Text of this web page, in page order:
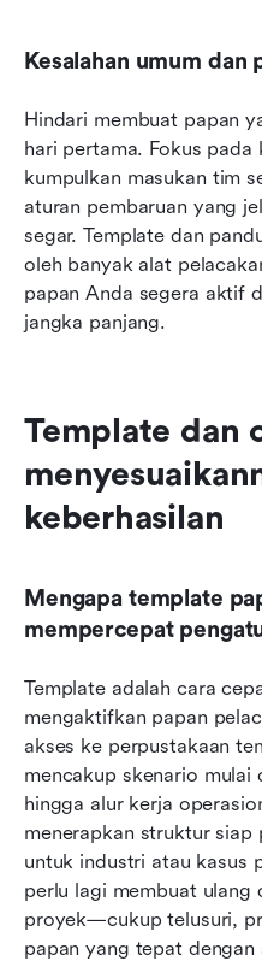
Kesalahan umum
Hindari membuat papan
hari pertama. Fokus
kumpulkan masukan tim
aturan pembaruan yang
segar. Template dan
oleh banyak alat
papan Anda segera aktif
jangka panjang.
Template dan
keberhasilan
Mengapa template
mempercepat
Template adalah cara
mengaktifkan papan
akses ke perpustakaan
mencakup skenario mulai
hingga alur kerja
menerapkan struktur siap
untuk industri atau kasus
perlu lagi membuat ulang
proyek—cukup telusuri,
papan yang tepat dengan